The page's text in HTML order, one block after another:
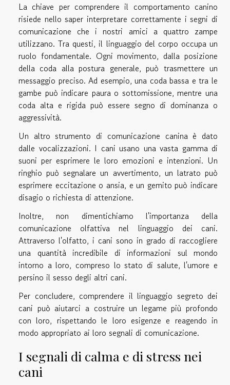
La chiave per comprendere il comportamento canino
risiede nello saper interpretare correttamente i segni di
comunicazione che i nostri amici a quattro zampe
utilizzano. Tra questi, il linguaggio del corpo occupa un
ruolo fondamentale. Ogni movimento, dalla posizione
della coda alla postura generale, può trasmettere un
messaggio preciso. Ad esempio, una coda bassa e tra le
gambe può indicare paura o sottomissione, mentre una
coda alta e rigida può essere segno di dominanza o
aggressività.
Un altro strumento di comunicazione canina è dato
dalle vocalizzazioni. I cani usano una vasta gamma di
suoni per esprimere le loro emozioni e intenzioni. Un
ringhio può segnalare un avvertimento, un latrato può
esprimere eccitazione o ansia, e un gemito può indicare
disagio o richiesta di attenzione.
Inoltre, non dimentichiamo l'importanza della
comunicazione olfattiva nel linguaggio dei cani.
Attraverso l'olfatto, i cani sono in grado di raccogliere
una quantità incredibile di informazioni sul mondo
intorno a loro, compreso lo stato di salute, l'umore e
persino il sesso degli altri cani.
Per concludere, comprendere il linguaggio segreto dei
cani può aiutarci a costruire un legame più profondo
con loro, rispettando le loro esigenze e reagendo in
modo appropriato ai loro segnali di comunicazione.
I segnali di calma e di stress nei
cani